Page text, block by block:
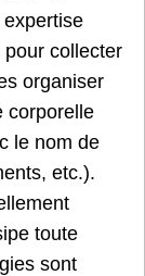
collecter
organiser
corporelle
le nom de
etc.).
toute
sont